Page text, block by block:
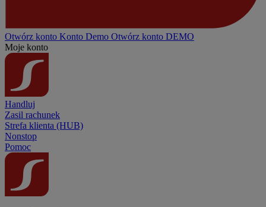
Otwórz konto Konto Demo Otwórz konto DEMO
Moje konto
Handluj
Zasil rachunek
Strefa klienta (HUB)
Nonstop
Pomoc